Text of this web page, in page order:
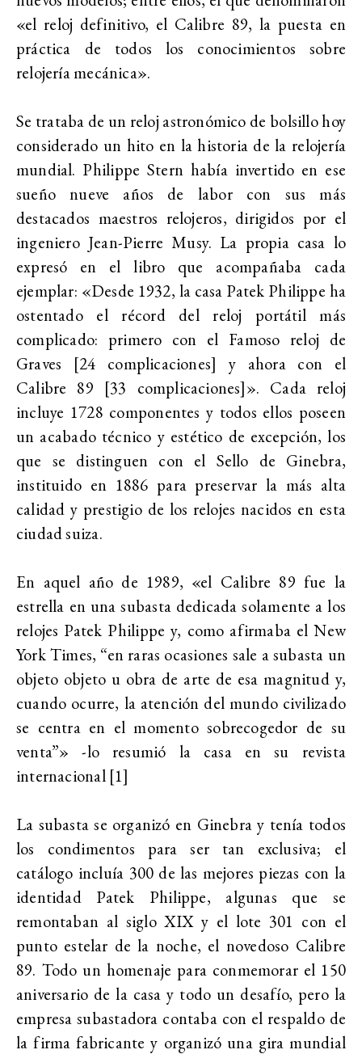
«el reloj definitivo, el Calibre 89, la puesta en
práctica de todos los conocimientos sobre
relojería mecánica».
Se trataba de un reloj astronómico de bolsillo hoy
considerado un hito en la historia de la relojería
mundial. Philippe Stern había invertido en ese
sueño nueve años de labor con sus más
destacados maestros relojeros, dirigidos por el
ingeniero Jean-Pierre Musy. La propia casa lo
expresó en el libro que acompañaba cada
ejemplar: «Desde 1932, la casa Patek Philippe ha
ostentado el récord del reloj portátil más
complicado: primero con el Famoso reloj de
Graves [24 complicaciones] y ahora con el
Calibre 89 [33 complicaciones]». Cada reloj
incluye 1728 componentes y todos ellos poseen
un acabado técnico y estético de excepción, los
que se distinguen con el Sello de Ginebra,
instituido en 1886 para preservar la más alta
calidad y prestigio de los relojes nacidos en esta
ciudad suiza.
En aquel año de 1989, «el Calibre 89 fue la
estrella en una subasta dedicada solamente a los
relojes Patek Philippe y, como afirmaba el New
York Times, “en raras ocasiones sale a subasta un
objeto objeto u obra de arte de esa magnitud y,
cuando ocurre, la atención del mundo civilizado
se centra en el momento sobrecogedor de su
venta”» -lo resumió la casa en su revista
internacional [1]
La subasta se organizó en Ginebra y tenía todos
los condimentos para ser tan exclusiva; el
catálogo incluía 300 de las mejores piezas con la
identidad Patek Philippe, algunas que se
remontaban al siglo XIX y el lote 301 con el
punto estelar de la noche, el novedoso Calibre
89. Todo un homenaje para conmemorar el 150
aniversario de la casa y todo un desafío, pero la
empresa subastadora contaba con el respaldo de
la firma fabricante y organizó una gira mundial